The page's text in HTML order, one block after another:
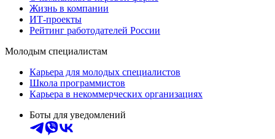
Жизнь в компании
ИТ-проекты
Рейтинг работодателей России
Молодым специалистам
Карьера для молодых специалистов
Школа программистов
Карьера в некоммерческих организациях
Боты для уведомлений